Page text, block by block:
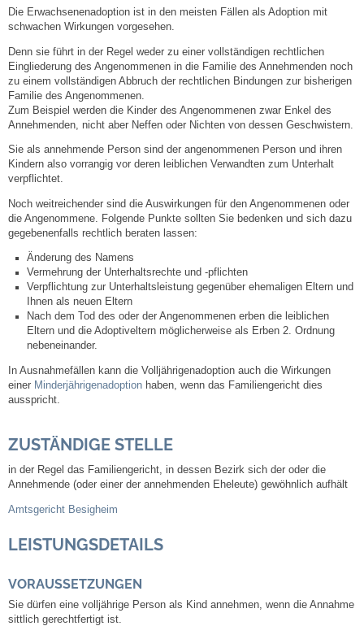
Steuern
Gebühren und Beiträge
Ortsrecht
Haushalt 2026
Redaktionsstatut für das Amtsblatt
Service
Notdienste
Abfall-Infos
Ortsplan
Bildergalerie
Rathaus
Die Erwachsenenadoption ist in den meisten Fällen als Adoption mit
schwachen Wirkungen vorgesehen.
Denn sie führt in der Regel weder zu einer vollständigen rechtlichen
Eingliederung des Angenommenen in die Familie des Annehmenden noch
zu einem vollständigen Abbruch der rechtlichen Bindungen zur bisherigen
Familie des Angenommenen.
Zum Beispiel werden die Kinder des Angenommenen zwar Enkel des
Annehmenden, nicht aber Neffen oder Nichten von dessen Geschwistern.
Sie als annehmende Person sind der angenommenen Person und ihren
Kindern also vorrangig vor deren leiblichen Verwandten zum Unterhalt
verpflichtet.
Noch weitreichender sind die Auswirkungen für den Angenommenen oder
die Angenommene. Folgende Punkte sollten Sie bedenken und sich dazu
gegebenenfalls rechtlich beraten lassen:
Änderung des Namens
Vermehrung der Unterhaltsrechte und -pflichten
Verpflichtung zur Unterhaltsleistung gegenüber ehemaligen Eltern und
Ihnen als neuen Eltern
Nach dem Tod des oder der Angenommenen erben die leiblichen
Eltern und die Adoptiveltern möglicherweise als Erben 2. Ordnung
nebeneinander.
In Ausnahmefällen kann die Volljährigenadoption auch die Wirkungen
einer Minderjährigenadoption haben, wenn das Familiengericht dies
ausspricht.
ZUSTÄNDIGE STELLE
in der Regel das Familiengericht, in dessen Bezirk sich der oder die
Annehmende (oder einer der annehmenden Eheleute) gewöhnlich aufhält
Amtsgericht Besigheim
LEISTUNGSDETAILS
VORAUSSETZUNGEN
Sie dürfen eine volljährige Person als Kind annehmen, wenn die Annahme
sittlich gerechtfertigt ist.